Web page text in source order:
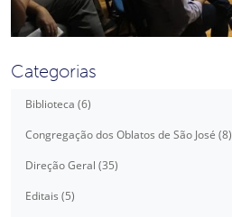
Categorias
Biblioteca (6)
Congregação dos Oblatos de São José (8)
Direção Geral (35)
Editais (5)